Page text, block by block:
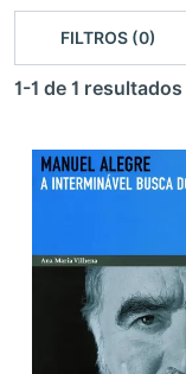
FILTROS (0)
1-1 de 1 resultados